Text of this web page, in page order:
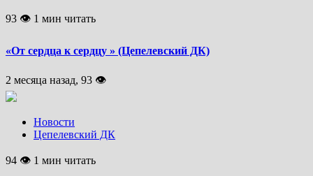
93 👁 1 мин читать
«От сердца к сердцу » (Цепелевский ДК)
2 месяца назад, 93 👁
Новости
Цепелевский ДК
94 👁 1 мин читать